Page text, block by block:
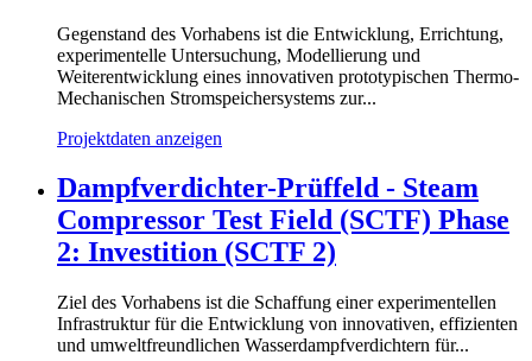
Gegenstand des Vorhabens ist die Entwicklung, Errichtung,
experimentelle Untersuchung, Modellierung und
Weiterentwicklung eines innovativen prototypischen Thermo-
Mechanischen Stromspeichersystems zur...
Projektdaten anzeigen
Dampfverdichter-Prüffeld - Steam
Compressor Test Field (SCTF) Phase
2: Investition (SCTF 2)
Ziel des Vorhabens ist die Schaffung einer experimentellen
Infrastruktur für die Entwicklung von innovativen, effizienten
und umweltfreundlichen Wasserdampfverdichtern für...